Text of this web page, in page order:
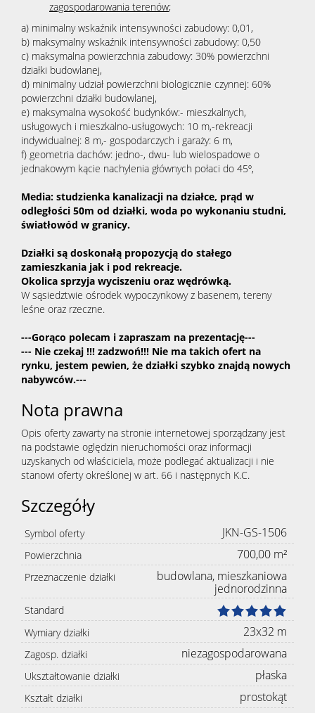
zagospodarowania terenów;
a) minimalny wskaźnik intensywności zabudowy: 0,01,
b) maksymalny wskaźnik intensywności zabudowy: 0,50
c) maksymalna powierzchnia zabudowy: 30% powierzchni
działki budowlanej,
d) minimalny udział powierzchni biologicznie czynnej: 60%
powierzchni działki budowlanej,
e) maksymalna wysokość budynków:- mieszkalnych,
usługowych i mieszkalno-usługowych: 10 m,-rekreacji
indywidualnej: 8 m,- gospodarczych i garaży: 6 m,
f) geometria dachów: jedno-, dwu- lub wielospadowe o
jednakowym kącie nachylenia głównych połaci do 45º,
Media: studzienka kanalizacji na działce, prąd w
odległości 50m od działki, woda po wykonaniu studni,
światłowód w granicy.
Działki są doskonałą propozycją do stałego
zamieszkania jak i pod rekreacje.
Okolica sprzyja wyciszeniu oraz wędrówką.
W sąsiedztwie ośrodek wypoczynkowy z basenem, tereny
leśne oraz rzeczne.
---Gorąco polecam i zapraszam na prezentację---
--- Nie czekaj !!! zadzwoń!!! Nie ma takich ofert na
rynku, jestem pewien, że działki szybko znajdą nowych
nabywców.---
Nota prawna
Opis oferty zawarty na stronie internetowej sporządzany jest
na podstawie oględzin nieruchomości oraz informacji
uzyskanych od właściciela, może podlegać aktualizacji i nie
stanowi oferty określonej w art. 66 i następnych K.C.
Szczegóły
Symbol oferty JKN-GS-1506
Powierzchnia 700,00 m²
Przeznaczenie działki
budowlana, mieszkaniowa
jednorodzinna
Standard
Wymiary działki
23x32 m
Zagosp. działki niezagospodarowana
Ukształtowanie działki płaska
Kształt działki prostokąt